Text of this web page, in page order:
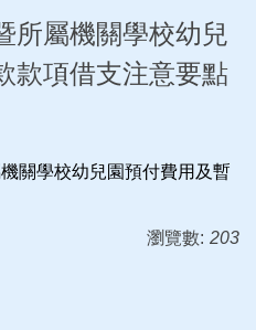
所屬機關學校幼兒
款項借支注意要點
關學校幼兒園預付費用及暫
瀏覽數: 203